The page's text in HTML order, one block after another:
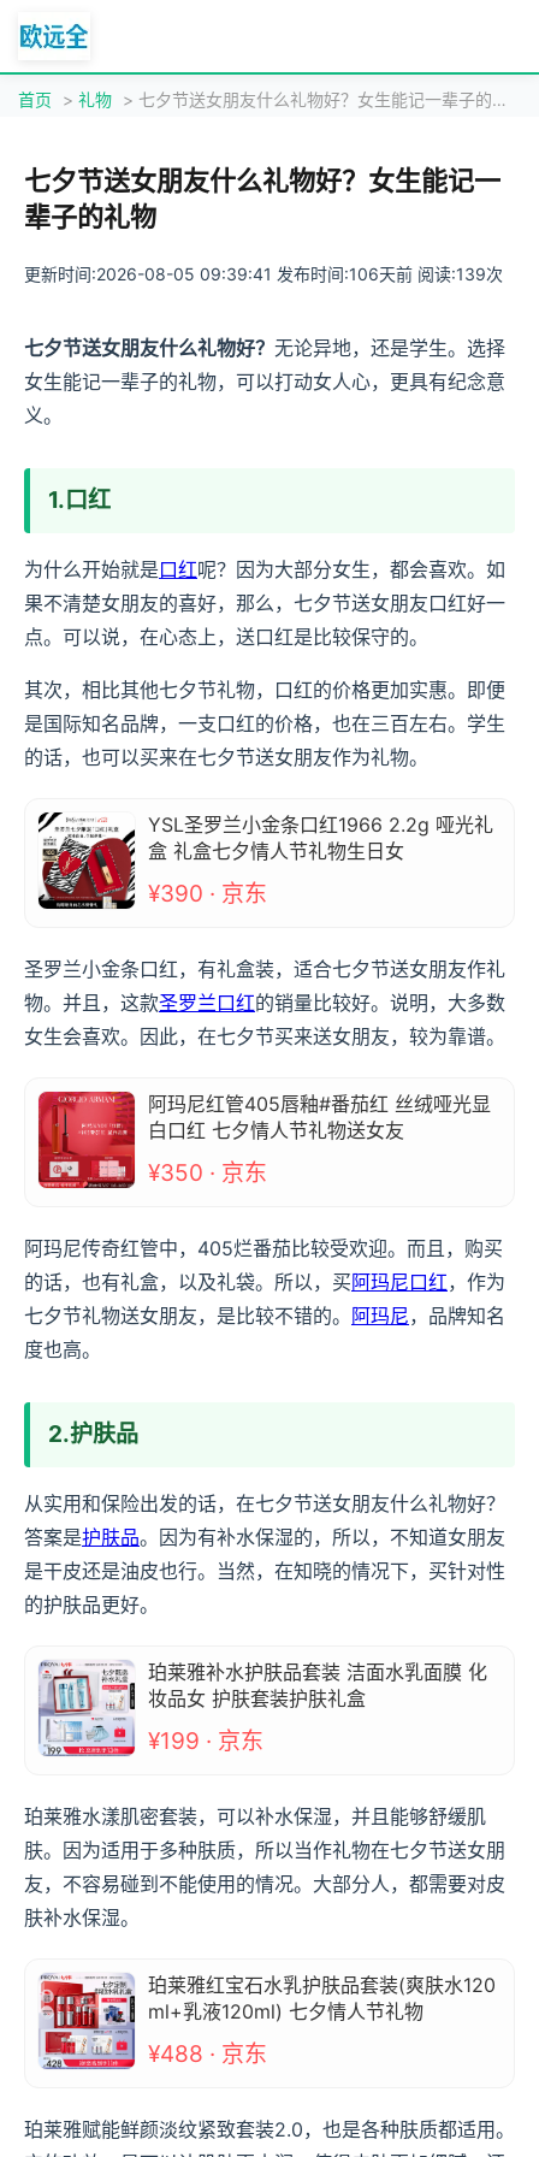
首页 > 礼物 > 七夕节送女朋友什么礼物好？女生能记一辈子的礼物
七夕节送女朋友什么礼物好？女生能记一
辈子的礼物
更新时间:2026-08-05 09:39:41 发布时间:106天前 阅读:139次
七夕节送女朋友什么礼物好？ 无论异地，还是学生。选择
女生能记一辈子的礼物，可以打动女人心，更具有纪念意
义。
1.口红
为什么开始就是口红呢？因为大部分女生，都会喜欢。如
果不清楚女朋友的喜好，那么，七夕节送女朋友口红好一
点。可以说，在心态上，送口红是比较保守的。
其次，相比其他七夕节礼物，口红的价格更加实惠。即便
是国际知名品牌，一支口红的价格，也在三百左右。学生
的话，也可以买来在七夕节送女朋友作为礼物。
YSL圣罗兰小金条口红1966 2.2g 哑光礼
盒 礼盒七夕情人节礼物生日女
¥390 · 京东
圣罗兰小金条口红，有礼盒装，适合七夕节送女朋友作礼
物。并且，这款圣罗兰口红的销量比较好。说明，大多数
女生会喜欢。因此，在七夕节买来送女朋友，较为靠谱。
阿玛尼红管405唇釉#番茄红 丝绒哑光显
白口红 七夕情人节礼物送女友
¥350 · 京东
阿玛尼传奇红管中，405烂番茄比较受欢迎。而且，购买
的话，也有礼盒，以及礼袋。所以，买阿玛尼口红，作为
七夕节礼物送女朋友，是比较不错的。 阿玛尼，品牌知名
度也高。
2.护肤品
从实用和保险出发的话，在七夕节送女朋友什么礼物好？
答案是护肤品。因为有补水保湿的，所以，不知道女朋友
是干皮还是油皮也行。当然，在知晓的情况下，买针对性
的护肤品更好。
珀莱雅补水护肤品套装 洁面水乳面膜 化
妆品女 护肤套装护肤礼盒
¥199 · 京东
珀莱雅水漾肌密套装，可以补水保湿，并且能够舒缓肌
肤。因为适用于多种肤质，所以当作礼物在七夕节送女朋
友，不容易碰到不能使用的情况。大部分人，都需要对皮
肤补水保湿。
珀莱雅红宝石水乳护肤品套装(爽肤水120
ml+乳液120ml) 七夕情人节礼物
¥488 · 京东
珀莱雅赋能鲜颜淡纹紧致套装2.0，也是各种肤质都适用。